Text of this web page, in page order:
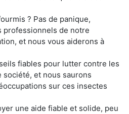
? Pas de panique,
professionnels de notre
et nous vous aiderons à
fiables pour lutter contre les
et nous saurons
sur ces insectes
une aide fiable et solide, peu